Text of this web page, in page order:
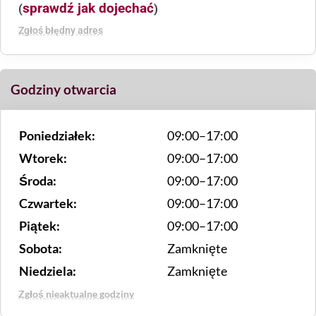
(sprawdź jak dojechać)
Zgłoś błędny adres
Godziny otwarcia
Poniedziałek:
09:00–17:00
Wtorek:
09:00–17:00
Środa:
09:00–17:00
Czwartek:
09:00–17:00
Piątek:
09:00–17:00
Sobota:
Zamknięte
Niedziela:
Zamknięte
Zgłoś nieaktualne godziny